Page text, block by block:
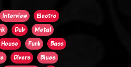
Interview
Electro
Dub
Metal
House Funk
Bass
Divers
Blues